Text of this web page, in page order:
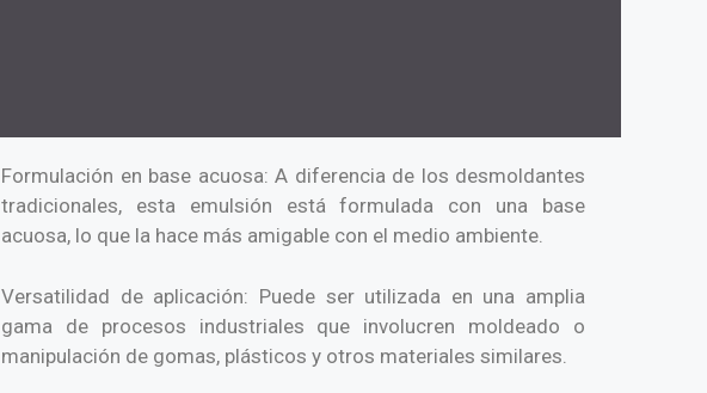
Formulación en base acuosa: A diferencia de los desmoldantes
tradicionales, esta emulsión está formulada con una base
acuosa, lo que la hace más amigable con el medio ambiente.
Versatilidad de aplicación: Puede ser utilizada en una amplia
gama de procesos industriales que involucren moldeado o
manipulación de gomas, plásticos y otros materiales similares.